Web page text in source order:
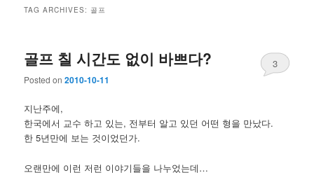
TAG ARCHIVES:골프
골프 칠 시간도 없이 바쁘다?
Posted on2010-10-11
3
지난주에,
한국에서 교수 하고 있는, 전부터 알고 있던 어떤 형을 만났다.
한 5년만에 보는 것이었던가.
오랜만에 이런 저런 이야기들을 나누었는데…